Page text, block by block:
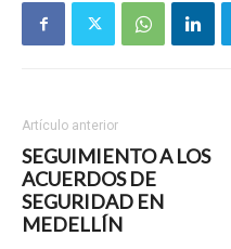
Artículo anterior
SEGUIMIENTO A LOS
ACUERDOS DE
SEGURIDAD EN
MEDELLÍN